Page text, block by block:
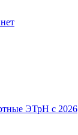
ЭТрН с 2026